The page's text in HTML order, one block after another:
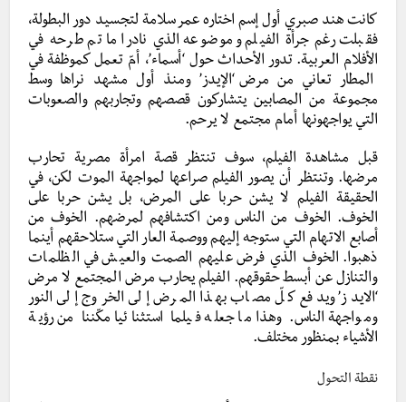
كانت هند صبري أول إسم اختاره عمر سلامة لتجسيد دور البطولة،
فقبلت رغم جرأة الفيلم و موضوعه الذي نادرا ما تم طرحه في
الأفلام العربية. تدور الأحداث حول ‘أسماء’، أمّ تعمل كموظفة في
المطار تعاني من مرض ‘الإيدز’ ومنذ أول مشهد نراها وسط
مجموعة من المصابين يتشاركون قصصهم وتجاربهم والصعوبات
التي يواجهونها أمام مجتمع لا يرحم.
قبل مشاهدة الفيلم، سوف تنتظر قصة امرأة مصرية تحارب
مرضها. وتنتظر أن يصور الفيلم صراعها لمواجهة الموت لكن، في
الحقيقة الفيلم لا يشن حربا على المرض، بل يشن حربا على
الخوف. الخوف من الناس ومن اكتشافهم لمرضهم. الخوف من
أصابع الاتهام التي ستوجه إليهم ووصمة العار التي ستلاحقهم أينما
ذهبوا. الخوف الذي فرض عليهم الصمت والعيش في الظلمات
والتنازل عن أبسط حقوقهم. الفيلم يحارب مرض المجتمع لا مرض
‘الايدز’ ويدفع كلّ مصاب بهذا المرض إلى الخروج إلى النور
ومواجهة الناس. وهذا ما جعله فيلما استثنائيا مكّننا من رؤية
الأشياء بمنظور مختلف.
نقطة التحول